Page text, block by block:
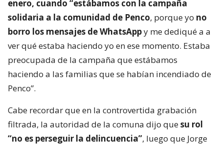
enero, cuando “estábamos con la campaña
solidaria a la comunidad de Penco, porque yo no
borro los mensajes de WhatsAppy me dediqué a a
ver qué estaba haciendo yo en ese momento. Estaba
preocupada de la campaña que estábamos
haciendo a las familias que se habían incendiado de
Penco”.
Cabe recordar que en la controvertida grabación
filtrada, la autoridad de la comuna dijo quesu rol
“no es perseguir la delincuencia”, luego que Jorge